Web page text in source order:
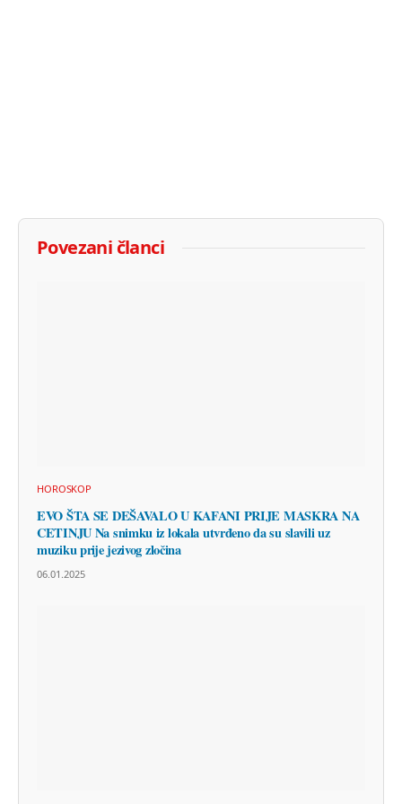
Povezani članci
HOROSKOP
EVO ŠTA SE DEŠAVALO U KAFANI PRIJE MASKRA NA
CETINJU Na snimku iz lokala utvrđeno da su slavili uz
muziku prije jezivog zločina
06.01.2025